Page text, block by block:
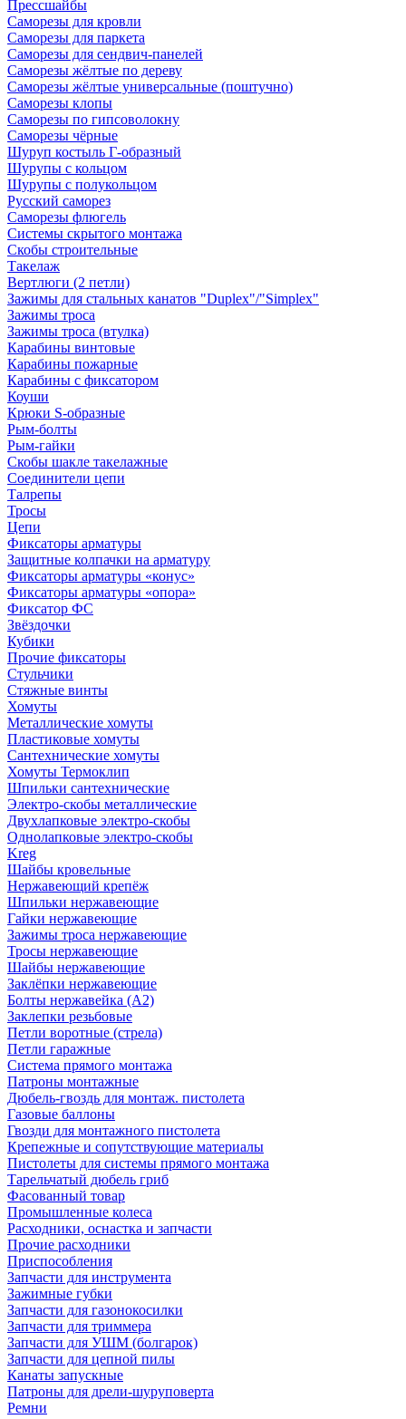
Прессшайбы
Саморезы для кровли
Саморезы для паркета
Саморезы для сендвич-панелей
Саморезы жёлтые по дереву
Саморезы жёлтые универсальные (поштучно)
Саморезы клопы
Саморезы по гипсоволокну
Саморезы чёрные
Шуруп костыль Г-образный
Шурупы с кольцом
Шурупы с полукольцом
Русский саморез
Саморезы флюгель
Системы скрытого монтажа
Скобы строительные
Такелаж
Вертлюги (2 петли)
Зажимы для стальных канатов "Duplex"/"Simplex"
Зажимы троса
Зажимы троса (втулка)
Карабины винтовые
Карабины пожарные
Карабины с фиксатором
Коуши
Крюки S-образные
Рым-болты
Рым-гайки
Скобы шакле такелажные
Соединители цепи
Талрепы
Тросы
Цепи
Фиксаторы арматуры
Защитные колпачки на арматуру
Фиксаторы арматуры «конус»
Фиксаторы арматуры «опора»
Фиксатор ФС
Звёздочки
Кубики
Прочие фиксаторы
Стульчики
Стяжные винты
Хомуты
Металлические хомуты
Пластиковые хомуты
Сантехнические хомуты
Хомуты Термоклип
Шпильки сантехнические
Электро-скобы металлические
Двухлапковые электро-скобы
Однолапковые электро-скобы
Kreg
Шайбы кровельные
Нержавеющий крепёж
Шпильки нержавеющие
Гайки нержавеющие
Зажимы троса нержавеющие
Тросы нержавеющие
Шайбы нержавеющие
Заклёпки нержавеющие
Болты нержавейка (А2)
Заклепки резьбовые
Петли воротные (стрела)
Петли гаражные
Система прямого монтажа
Патроны монтажные
Дюбель-гвоздь для монтаж. пистолета
Газовые баллоны
Гвозди для монтажного пистолета
Крепежные и сопутствующие материалы
Пистолеты для системы прямого монтажа
Тарельчатый дюбель гриб
Фасованный товар
Промышленные колеса
Расходники, оснастка и запчасти
Прочие расходники
Приспособления
Запчасти для инструмента
Зажимные губки
Запчасти для газонокосилки
Запчасти для триммера
Запчасти для УШМ (болгарок)
Запчасти для цепной пилы
Канаты запускные
Патроны для дрели-шуруповерта
Ремни